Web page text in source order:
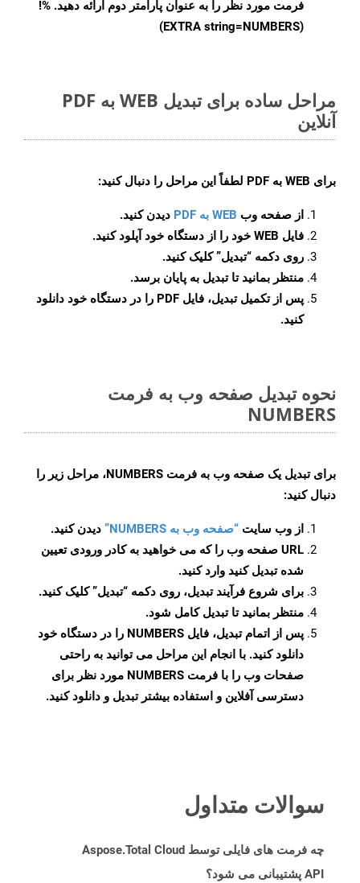
فرمت مورد نظر را به عنوان پارامتر دوم ارائه دهید. %!
(EXTRA string=NUMBERS)
مراحل ساده برای تبدیل WEB به PDF
آنلاین
برای WEB به PDF لطفاً این مراحل را دنبال کنید:
از صفحه وب WEB به PDF
دیدن کنید.
فایل WEB خود را از دستگاه خود آپلود کنید.
روی دکمه “تبدیل”کلیک کنید.
منتظر بمانید تا تبدیل به پایان برسد.
پس از تکمیل تبدیل، فایل PDF را در دستگاه خود دانلود
کنید.
نحوه تبدیل صفحه وب به فرمت
NUMBERS
برای تبدیل یک صفحه وب به فرمت NUMBERS، مراحل زیر را
دنبال کنید:
از وب سایت “صفحه وب به NUMBERS”
دیدن کنید.
URL صفحه وب را که می خواهید به کادر ورودی تعیین
شده تبدیل کنید وارد کنید.
برای شروع فرآیند تبدیل، روی دکمه “تبدیل” کلیک کنید.
منتظر بمانید تا تبدیل کامل شود.
پس از اتمام تبدیل، فایل NUMBERS را در دستگاه خود
دانلود کنید. با انجام این مراحل می توانید به راحتی
صفحات وب را با فرمت NUMBERS مورد نظر برای
دسترسی آفلاین و استفاده بیشتر تبدیل و دانلود کنید.
سوالات متداول
چه فرمت های فایلی توسط Aspose.Total Cloud
API پشتیبانی می شود؟